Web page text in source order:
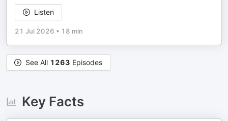
Listen
21 Jul 2026 • 18 min
See All 1263 Episodes
Key Facts